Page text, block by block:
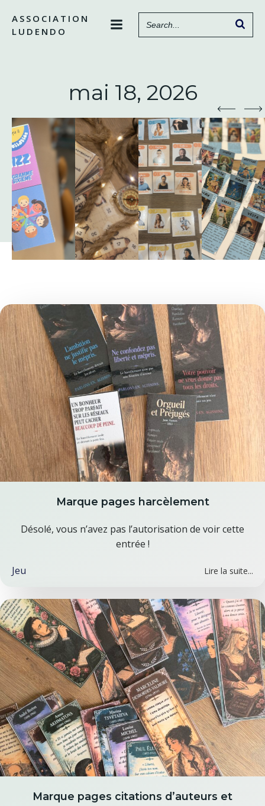
contenu
ASSOCIATION
LUDENDO
mai 18, 2026
Marque pages harcèlement
Désolé, vous n’avez pas l’autorisation de voir cette
entrée !
Jeu Lire la suite...
Marque pages citations d’auteurs et